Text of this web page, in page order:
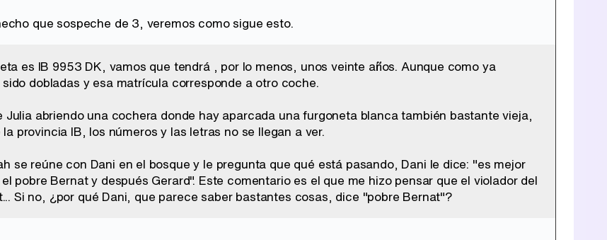
que sospeche de 3, veremos como sigue esto.
es IB 9953 DK, vamos que tendrá , por lo menos, unos veinte años. Aunque como ya
dobladas y esa matrícula corresponde a otro coche.
Julia abriendo una cochera donde hay aparcada una furgoneta blanca también bastante vieja,
provincia IB, los números y las letras no se llegan a ver.
se reúne con Dani en el bosque y le pregunta que qué está pasando, Dani le dice: "es mejor
pobre Bernat y después Gerard". Este comentario es el que me hizo pensar que el violador del
Si no, ¿por qué Dani, que parece saber bastantes cosas, dice "pobre Bernat"?